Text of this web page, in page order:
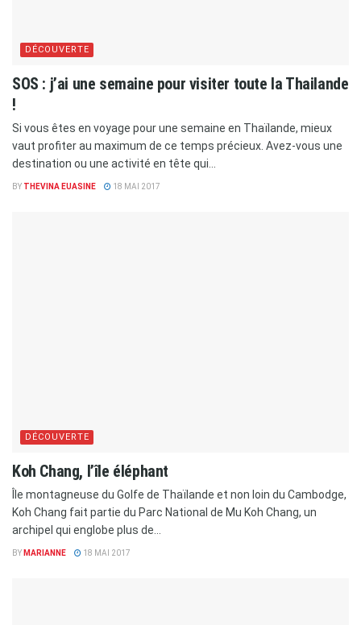
DÉCOUVERTE
SOS : j’ai une semaine pour visiter toute la Thailande
!
Si vous êtes en voyage pour une semaine en Thaïlande, mieux
vaut profiter au maximum de ce temps précieux. Avez-vous une
destination ou une activité en tête qui...
BY THEVINA EUASINE 18 MAI 2017
DÉCOUVERTE
Koh Chang, l’île éléphant
Île montagneuse du Golfe de Thaïlande et non loin du Cambodge,
Koh Chang fait partie du Parc National de Mu Koh Chang, un
archipel qui englobe plus de...
BY MARIANNE 18 MAI 2017